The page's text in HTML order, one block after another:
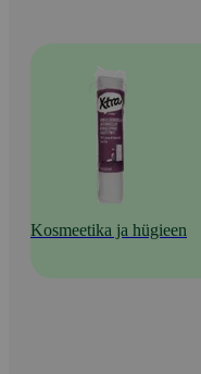
Kosmeetika ja hügieen